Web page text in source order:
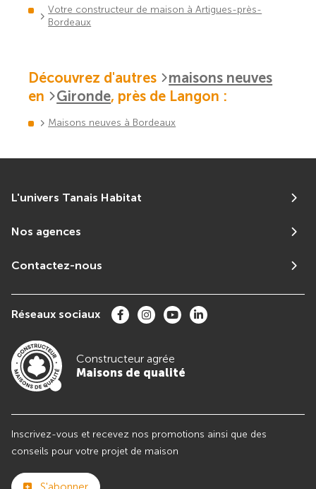
Votre constructeur de maison à Artigues-près-
Bordeaux
Découvrez d'autres
maisons neuves
en
Gironde, près de Langon :
Maisons neuves à Bordeaux
L'univers Tanais Habitat
Nos agences
Contactez-nous
Réseaux sociaux
Constructeur agrée
Maisons de qualité
Inscrivez-vous et recevez nos promotions ainsi que des
conseils pour votre projet de maison